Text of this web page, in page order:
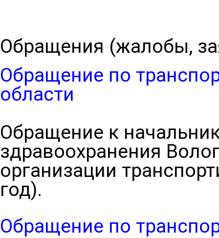
Обращения (жалобы,
Обращение по
области
Обращение к
здравоохранения
организации
год).
Обращение по